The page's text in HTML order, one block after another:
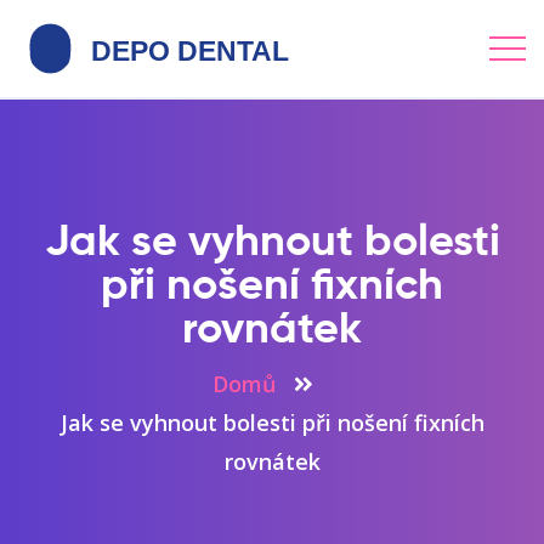
Jak se vyhnout bolesti
při nošení fixních
rovnátek
Domů
Jak se vyhnout bolesti při nošení fixních
rovnátek